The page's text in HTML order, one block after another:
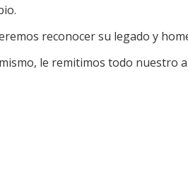
reconocer su legado y
le remitimos todo nuestro